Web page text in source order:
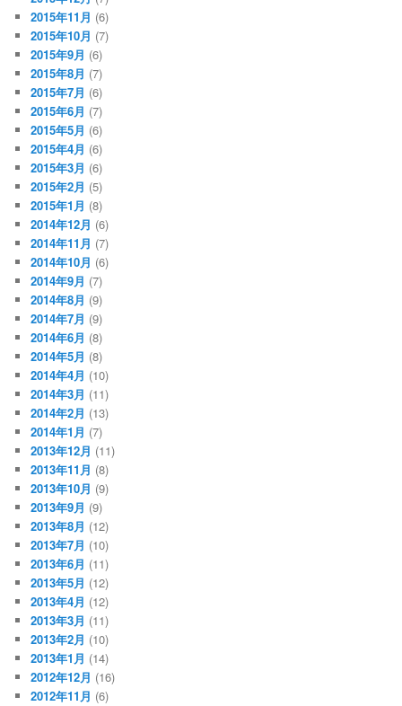
2015年11月 (6)
2015年10月 (7)
2015年9月 (6)
2015年8月 (7)
2015年7月 (6)
2015年6月 (7)
2015年5月 (6)
2015年4月 (6)
2015年3月 (6)
2015年2月 (5)
2015年1月 (8)
2014年12月 (6)
2014年11月 (7)
2014年10月 (6)
2014年9月 (7)
2014年8月 (9)
2014年7月 (9)
2014年6月 (8)
2014年5月 (8)
2014年4月 (10)
2014年3月 (11)
2014年2月 (13)
2014年1月 (7)
2013年12月 (11)
2013年11月 (8)
2013年10月 (9)
2013年9月 (9)
2013年8月 (12)
2013年7月 (10)
2013年6月 (11)
2013年5月 (12)
2013年4月 (12)
2013年3月 (11)
2013年2月 (10)
2013年1月 (14)
2012年12月 (16)
2012年11月 (6)